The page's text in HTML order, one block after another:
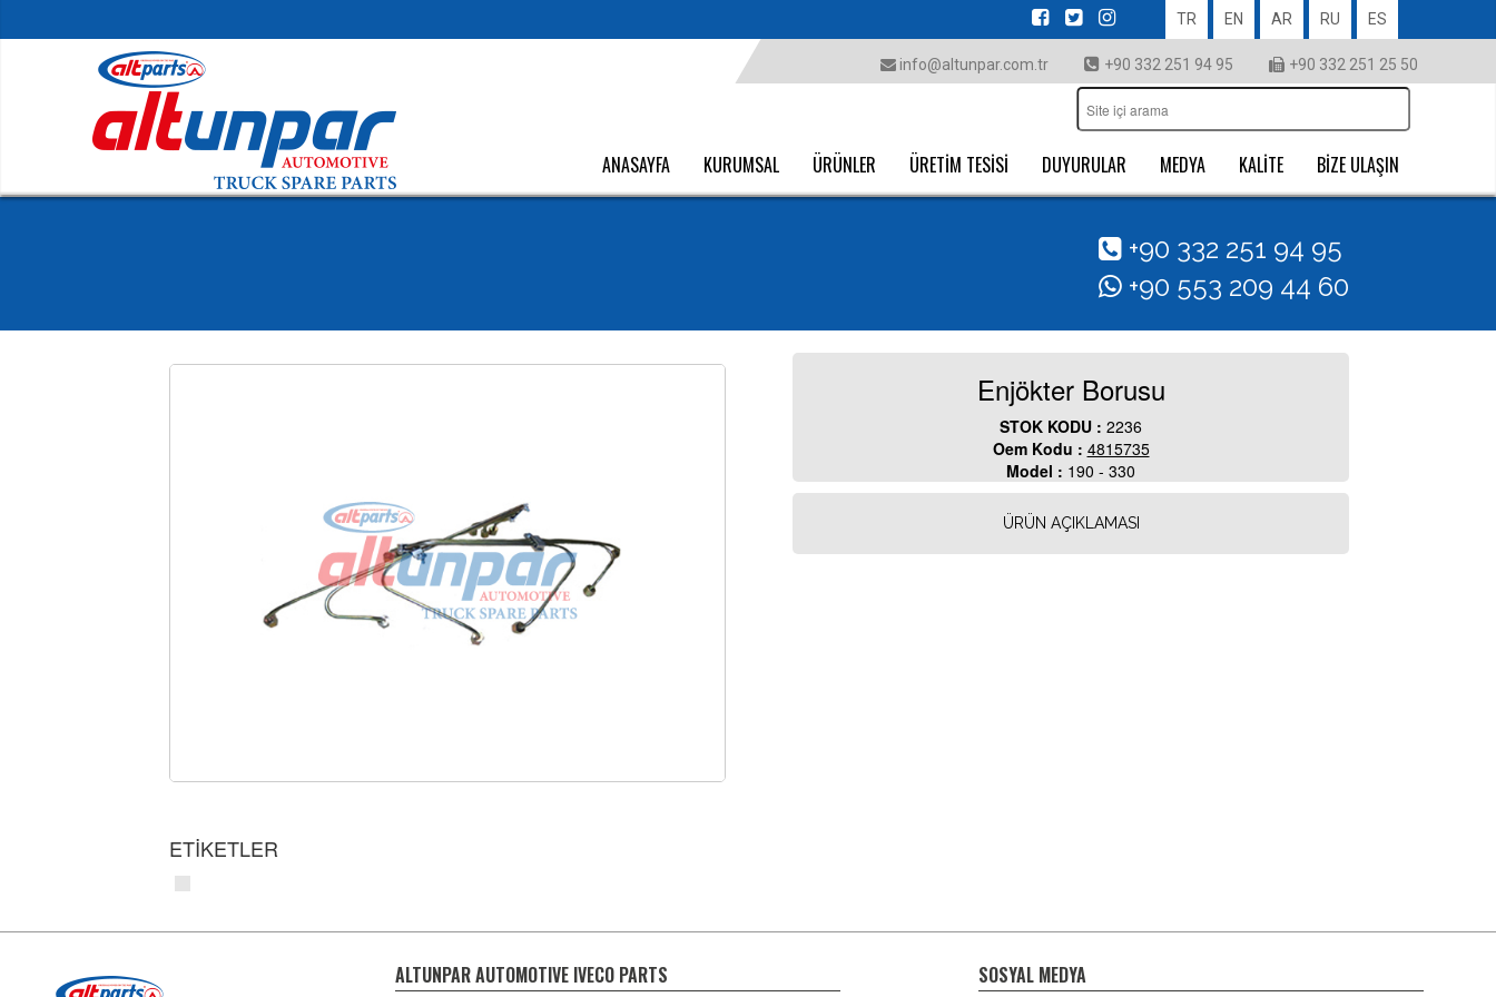
TR EN AR RU ES
info@altunpar.com.tr +90 332 251 94 95 +90 332 251 25 50
ANASAYFA KURUMSAL ÜRÜNLER ÜRETİM TESİSİ DUYURULAR MEDYA KALİTE BİZE ULAŞIN
+90 332 251 94 95
+90 553 209 44 60
Enjökter Borusu
STOK KODU : 2236
Oem Kodu : 4815735
Model : 190 - 330
ÜRÜN AÇIKLAMASI
ETİKETLER
ALTUNPAR AUTOMOTIVE IVECO PARTS SOSYAL MEDYA